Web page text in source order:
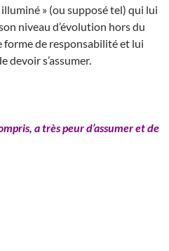
» (ou supposé tel) qui lui
niveau d’évolution hors du
forme de responsabilité et lui
devoir s’assumer.
a très peur d’assumer et de